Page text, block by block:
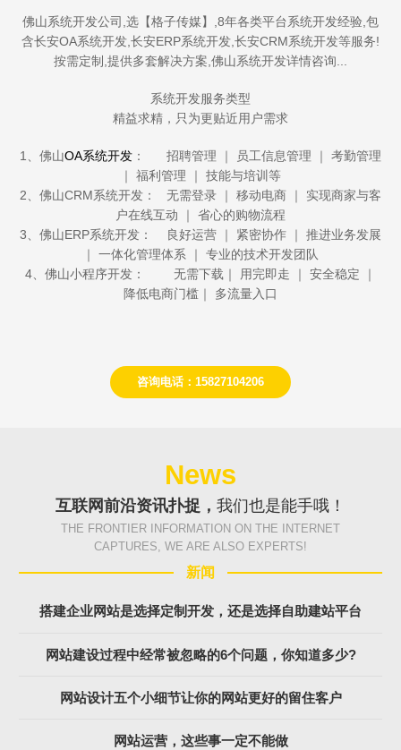
佛山系统开发公司,选【格子传媒】,8年各类平台系统开发经验,包
含长安OA系统开发,长安ERP系统开发,长安CRM系统开发等服务!
按需定制,提供多套解决方案,佛山系统开发详情咨询...
系统开发服务类型
精益求精，只为更贴近用户需求
1、佛山OA系统开发 ： 招聘管理 ｜ 员工信息管理 ｜ 考勤管理
｜ 福利管理 ｜ 技能与培训等
2、佛山CRM系统开发： 无需登录 ｜ 移动电商 ｜ 实现商家与客
户在线互动 ｜ 省心的购物流程
3、佛山ERP系统开发： 良好运营 ｜ 紧密协作 ｜ 推进业务发展
｜ 一体化管理体系 ｜ 专业的技术开发团队
4、佛山小程序开发： 无需下载｜ 用完即走 ｜ 安全稳定 ｜
降低电商门槛｜ 多流量入口
咨询电话：15827104206
News
互联网前沿资讯扑捉， 我们也是能手哦！
THE FRONTIER INFORMATION ON THE INTERNET
CAPTURES, WE ARE ALSO EXPERTS!
新闻
搭建企业网站是选择定制开发，还是选择自助建站平台
网站建设过程中经常被忽略的6个问题，你知道多少?
网站设计五个小细节让你的网站更好的留住客户
网站运营，这些事一定不能做